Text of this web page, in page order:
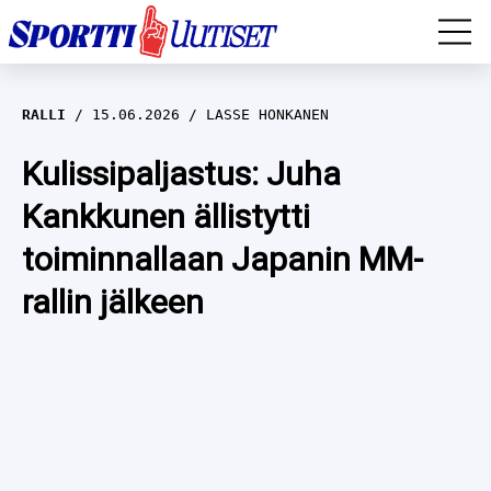
EM-YLEISURHEILU
JÄÄKIEKKO
YLEISURHEILU
WILMA HELTELÄ
TALVILAJIT
RALLI 15.06.2026 LASSE HONKANEN
Kulissipaljastus: Juha
Kankkunen ällistytti
toiminnallaan Japanin MM-
rallin jälkeen